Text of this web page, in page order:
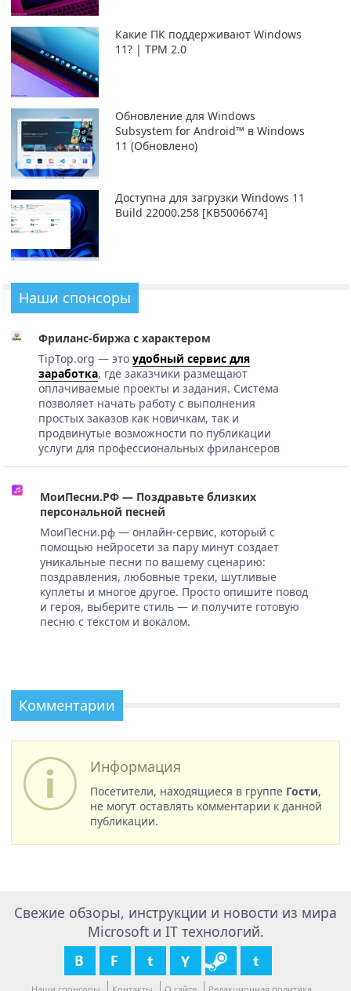
Какие ПК поддерживают Windows
11? | TPM 2.0
Обновление для Windows
Subsystem for Android™ в Windows
11 (Обновлено)
Доступна для загрузки Windows 11
Build 22000.258 [KB5006674]
Наши спонсоры
Фриланс-биржа с характером
TipTop.org — это удобный сервис для
заработка, где заказчики размещают
оплачиваемые проекты и задания. Система
позволяет начать работу с выполнения
простых заказов как новичкам, так и
продвинутые возможности по публикации
услуги для профессиональных фрилансеров
МоиПесни.РФ — Поздравьте близких
персональной песней
МоиПесни.рф — онлайн-сервис, который с
помощью нейросети за пару минут создает
уникальные песни по вашему сценарию:
поздравления, любовные треки, шутливые
куплеты и многое другое. Просто опишите повод
и героя, выберите стиль — и получите готовую
песню с текстом и вокалом.
Комментарии
Информация
Посетители, находящиеся в группе Гости,
не могут оставлять комментарии к данной
публикации.
Свежие обзоры, инструкции и новости из мира
Microsoft и IT технологий.